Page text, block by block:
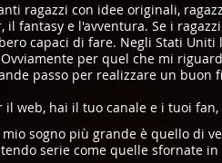
ragazzi con idee originali,
fantasy e l'avventura. Se i
capaci di fare. Negli Stati
per quel che mi
passo per realizzare un buon
web, hai il tuo canale e i tuoi
sogno più grande è quello di
serie come quelle sfornate